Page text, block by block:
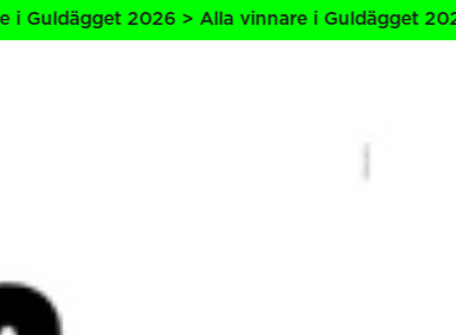
> Alla vinnare i Guldägget 2026 >